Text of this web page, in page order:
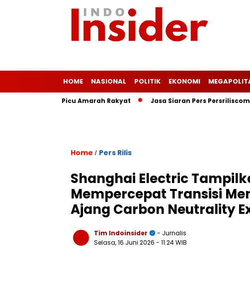
HOME NASIONAL POLITIK EKONOMI
Ringan Picu Amarah Rakyat Jasa Siaran Pers Persriliscom
Home / Pers Rilis
Shanghai Electric
Mempercepat Transisi
Ajang Carbon Neutrality
Tim Indoinsider
- Jurnalis
Selasa, 16 Juni 2026 - 11:24 WIB